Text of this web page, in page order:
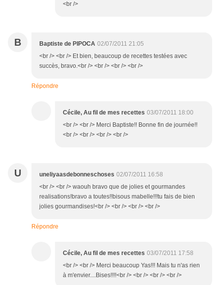
<br />
B Baptiste de PIPOCA 02/07/2011 21:05
<br /> <br /> Et bien, beaucoup de recettes testées avec
succès, bravo.<br /> <br /> <br /> <br />
Répondre
Cécile, Au fil de mes recettes 03/07/2011 18:00
<br /> <br /> Merci Baptiste!! Bonne fin de journée!!
<br /> <br /> <br /> <br />
U uneliyaasdebonneschoses 02/07/2011 16:58
<br /> <br /> waouh bravo que de jolies et gourmandes
realisations!bravo a toutes!!bisous mabelle!!!tu fais de bien
jolies gourmandises!<br /> <br /> <br /> <br />
Répondre
Cécile, Au fil de mes recettes 03/07/2011 17:58
<br /> <br /> Merci beaucoup Yas!!! Mais tu n'as rien
à m'envier....Bises!!!!<br /> <br /> <br /> <br />